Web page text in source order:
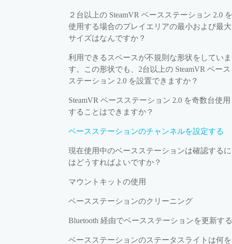
２台以上の SteamVR ベースステーション 2.0 を
使用する場合のプレイエリアの最小および最大
サイズはなんですか？
利用できるスペースが不規則な形状をしていま
す。この形状でも、2台以上の SteamVR ベース
ステーション 2.0 を設置できますか？
SteamVR ベースステーション 2.0 を奇数台使用
することはできますか？
ベースステーションのチャンネルを設定する
現在使用中のベースステーションは確認するに
はどうすればよいですか？
マウントキットの使用
ベースステーションのクリーニング
Bluetooth 経由でベースステーションを更新する
ベースステーションのステータスライトは何を